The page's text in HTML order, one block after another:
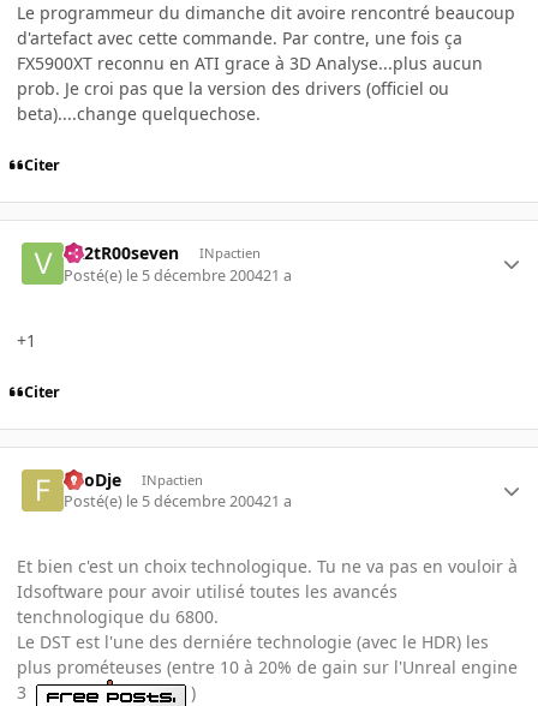
Le programmeur du dimanche dit avoire rencontré beaucoup
d'artefact avec cette commande. Par contre, une fois ça
FX5900XT reconnu en ATI grace à 3D Analyse...plus aucun
prob. Je croi pas que la version des drivers (officiel ou
beta)....change quelquechose.
Citer
vR2tR00seven INpactien
Posté(e) le 5 décembre 200421 a
+1
Citer
FooDje INpactien
Posté(e) le 5 décembre 200421 a
Et bien c'est un choix technologique. Tu ne va pas en vouloir à
Idsoftware pour avoir utilisé toutes les avancés
tenchnologique du 6800.
Le DST est l'une des derniére technologie (avec le HDR) les
plus prométeuses (entre 10 à 20% de gain sur l'Unreal engine
3
)